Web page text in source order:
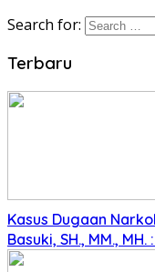
Search for:
Terbaru
Kasus Dugaan
Basuki, SH., MM.,